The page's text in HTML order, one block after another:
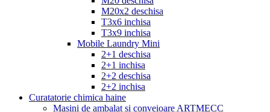
M20x2 deschisa
T3x6 inchisa
T3x9 inchisa
Mobile Laundry Mini
2+1 deschisa
2+1 inchisa
2+2 deschisa
2+2 inchisa
Curatatorie chimica haine
Masini de ambalat si conveioare ARTMECC